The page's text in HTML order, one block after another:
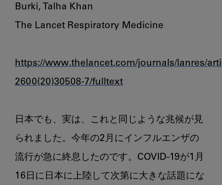
Burki, Talha Khan
The Lancet Respiratory Medicine
https://www.thelancet.com/journals/lanres/
2600(20)30508-7/fulltext
日本でも、実は、これと同じような兆候が見
られました。今年の2月にインフルエンザの
流行が急に終息したのです。COVID-19が1月
16日に日本に上陸して次第に大きな話題にな